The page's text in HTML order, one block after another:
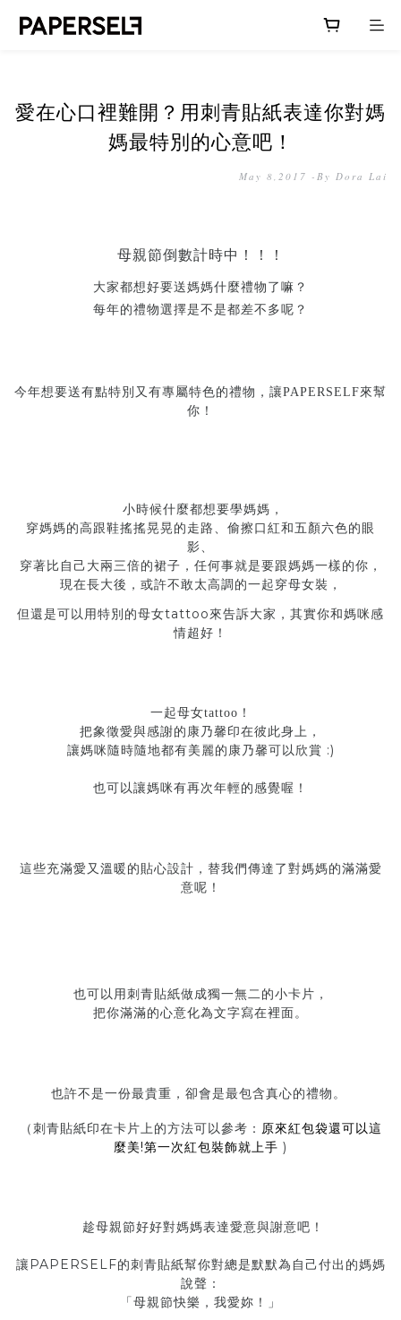
愛在心口裡難開？用刺青貼紙表達你對媽
媽最特別的心意吧！
May 8,2017 -By Dora Lai
母親節倒數計時中！！！
大家都想好要送媽媽什麼禮物了嘛？
每年的禮物選擇是不是都差不多呢？
今年想要送有點特別又有專屬特色的禮物，讓PAPERSELF來幫
你！
小時候什麼都想要學媽媽，
穿媽媽的高跟鞋搖搖晃晃的走路、偷擦口紅和五顏六色的眼
影、
穿著比自己大兩三倍的裙子，任何事就是要跟媽媽一樣的你，
現在長大後，或許不敢太高調的一起穿母女裝，
但還是可以用特別的母女tattoo 來告訴大家，其實你和媽咪感
情超好！
一起母女tattoo ！
把象徵愛與感謝的康乃馨印在彼此身上，
讓媽咪隨時隨地都有美麗的康乃馨可以欣賞 :)
也可以讓媽咪有再次年輕的感覺喔！
這些充滿愛又溫暖的貼心設計，替我們傳達了對媽媽的滿滿愛
意呢！
也可以用刺青貼紙做成獨一無二的小卡片，
把你滿滿的心意化為文字寫在裡面。
也許不是一份最貴重，卻會是最包含真心的禮物。
（刺青貼紙印在卡片上的方法可以參考： 原來紅包袋還可以這
麼美!第一次紅包裝飾就上手 )
趁母親節好好對媽媽表達愛意與謝意吧！
讓 PAPERSELF的刺青貼紙幫你對總是默默為自己付出的媽媽
說聲：
「母親節快樂，我愛妳！」